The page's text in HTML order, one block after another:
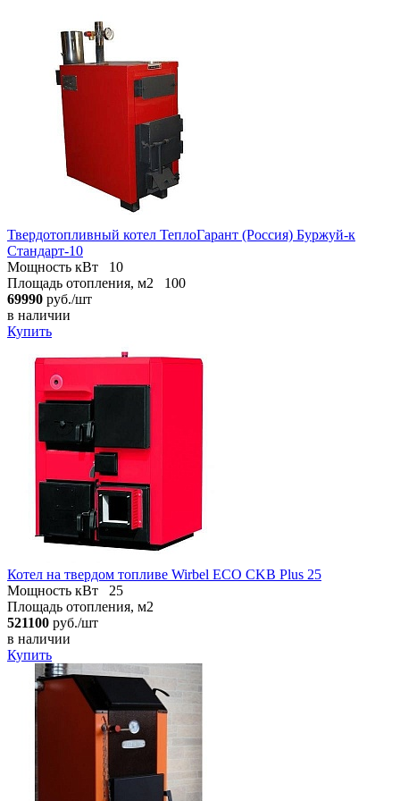
Твердотопливный котел ТеплоГарант (Россия) Буржуй-к
Стандарт-10
Мощность кВт
10
Площадь отопления, м2
100
69990 руб./шт
в наличии
Купить
Котел на твердом топливе Wirbel ECO CKB Plus 25
Мощность кВт
25
Площадь отопления, м2
521100 руб./шт
в наличии
Купить